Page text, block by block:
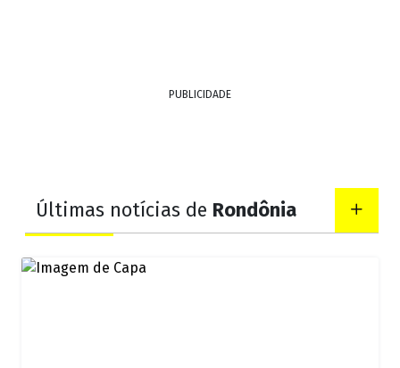
PUBLICIDADE
Últimas notícias de Rondônia